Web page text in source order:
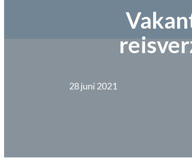
28 juni 2021